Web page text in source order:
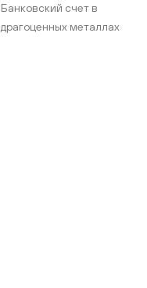
Банковский счет в
драгоценных металлах